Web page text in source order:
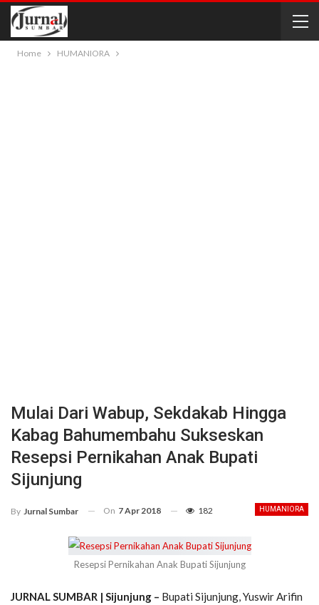
Home HUMANIORA
Mulai Dari Wabup, Sekdakab Hingga
Kabag Bahumembahu Sukseskan
Resepsi Pernikahan Anak Bupati
Sijunjung
HUMANIORA
By Jurnal Sumbar On 7 Apr 2018 182
Resepsi Pernikahan Anak Bupati Sijunjung
JURNAL SUMBAR | Sijunjung – Bupati Sijunjung, Yuswir Arifin